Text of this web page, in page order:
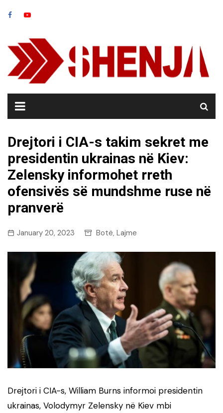
Drejtori i CIA-s takim sekret me
presidentin ukrainas në Kiev:
Zelensky informohet rreth
ofensivës së mundshme ruse në
pranverë
January 20, 2023 Botë, Lajme
Drejtori i CIA-s, William Burns informoi presidentin
ukrainas, Volodymyr Zelensky në Kiev mbi